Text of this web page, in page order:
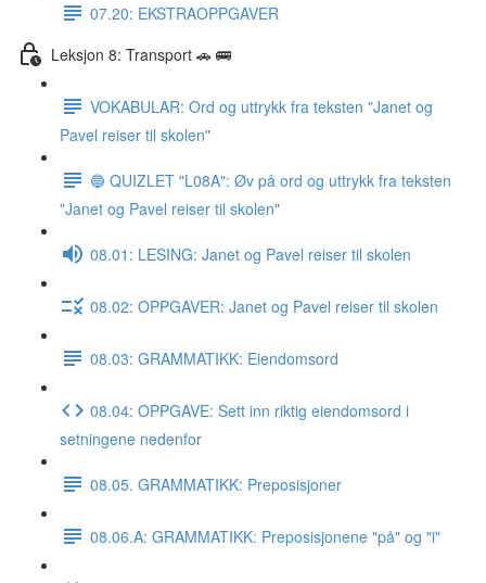
07.20: EKSTRAOPPGAVER
Leksjon 8: Transport 🚗 🚌
VOKABULAR: Ord og uttrykk fra teksten "Janet og
Pavel reiser til skolen"
🔵 QUIZLET "L08A": Øv på ord og uttrykk fra teksten
"Janet og Pavel reiser til skolen"
08.01: LESING: Janet og Pavel reiser til skolen
08.02: OPPGAVER: Janet og Pavel reiser til skolen
08.03: GRAMMATIKK: Eiendomsord
08.04: OPPGAVE: Sett inn riktig eiendomsord i
setningene nedenfor
08.05. GRAMMATIKK: Preposisjoner
08.06.A: GRAMMATIKK: Preposisjonene "på" og "i"